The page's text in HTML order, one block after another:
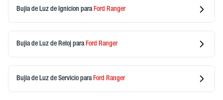
Bujia de Luz de Ignicion para Ford Ranger
Bujia de Luz de Reloj para Ford Ranger
Bujia de Luz de Servicio para Ford Ranger